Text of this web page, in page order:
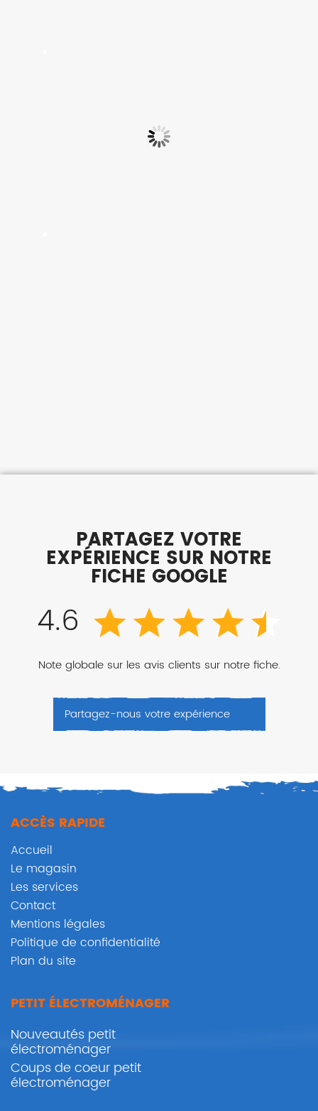
PARTAGEZ VOTRE
EXPÉRIENCE SUR NOTRE
FICHE GOOGLE
4.6
Note globale sur les avis clients sur notre fiche.
Partagez-nous votre expérience
ACCÈS RAPIDE
Accueil
Le magasin
Les services
Contact
Mentions légales
Politique de confidentialité
Plan du site
PETIT ÉLECTROMÉNAGER
Nouveautés petit
électroménager
Coups de coeur petit
électroménager